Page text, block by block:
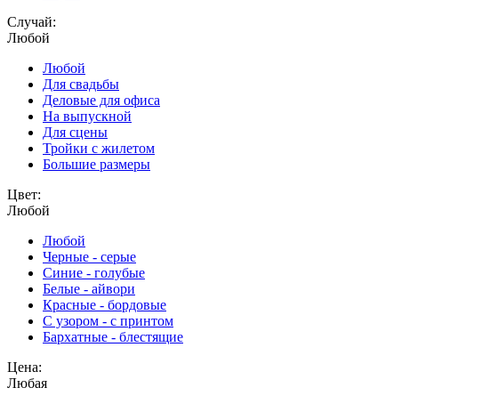
Случай:
Любой
Любой
Для свадьбы
Деловые для офиса
На выпускной
Для сцены
Тройки с жилетом
Большие размеры
Цвет:
Любой
Любой
Черные - серые
Синие - голубые
Белые - айвори
Красные - бордовые
С узором - с принтом
Бархатные - блестящие
Цена:
Любая